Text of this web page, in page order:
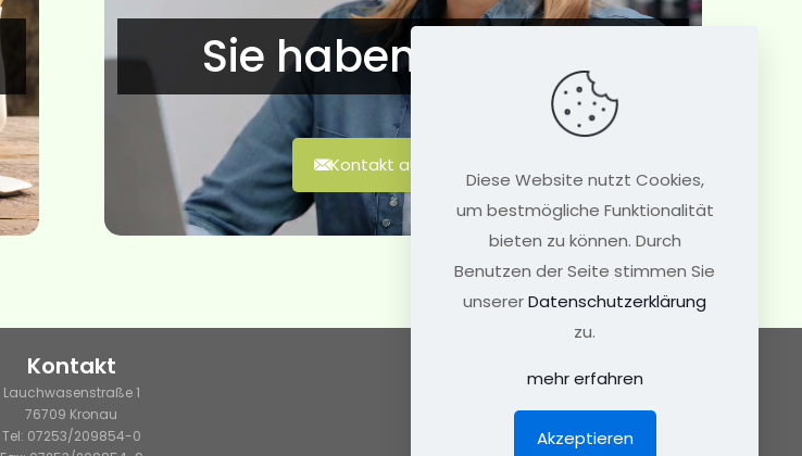
Sie haben Fragen?
Kontakt aufnehmen
Kontakt
Lauchwasenstraße 1
76709 Kronau
Tel: 07253/209854-0
Nützliche Links
Impressum
Datenschutz
Diese Website nutzt Cookies,
um bestmögliche Funktionalität
bieten zu können. Durch
Benutzen der Seite stimmen Sie
unsererDatenschutzerklärung
zu.
mehr erfahren
Akzeptieren